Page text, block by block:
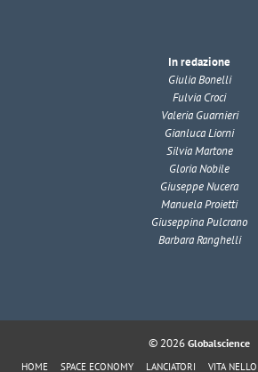
In redazione
Giulia Bonelli
Fulvia Croci
Valeria Guarnieri
Gianluca Liorni
Silvia Martone
Gloria Nobile
Giuseppe Nucera
Manuela Proietti
Giuseppina Pulcrano
Barbara Ranghelli
© 2026 Globalscience
HOME SPACE ECONOMY LANCIATORI VITA